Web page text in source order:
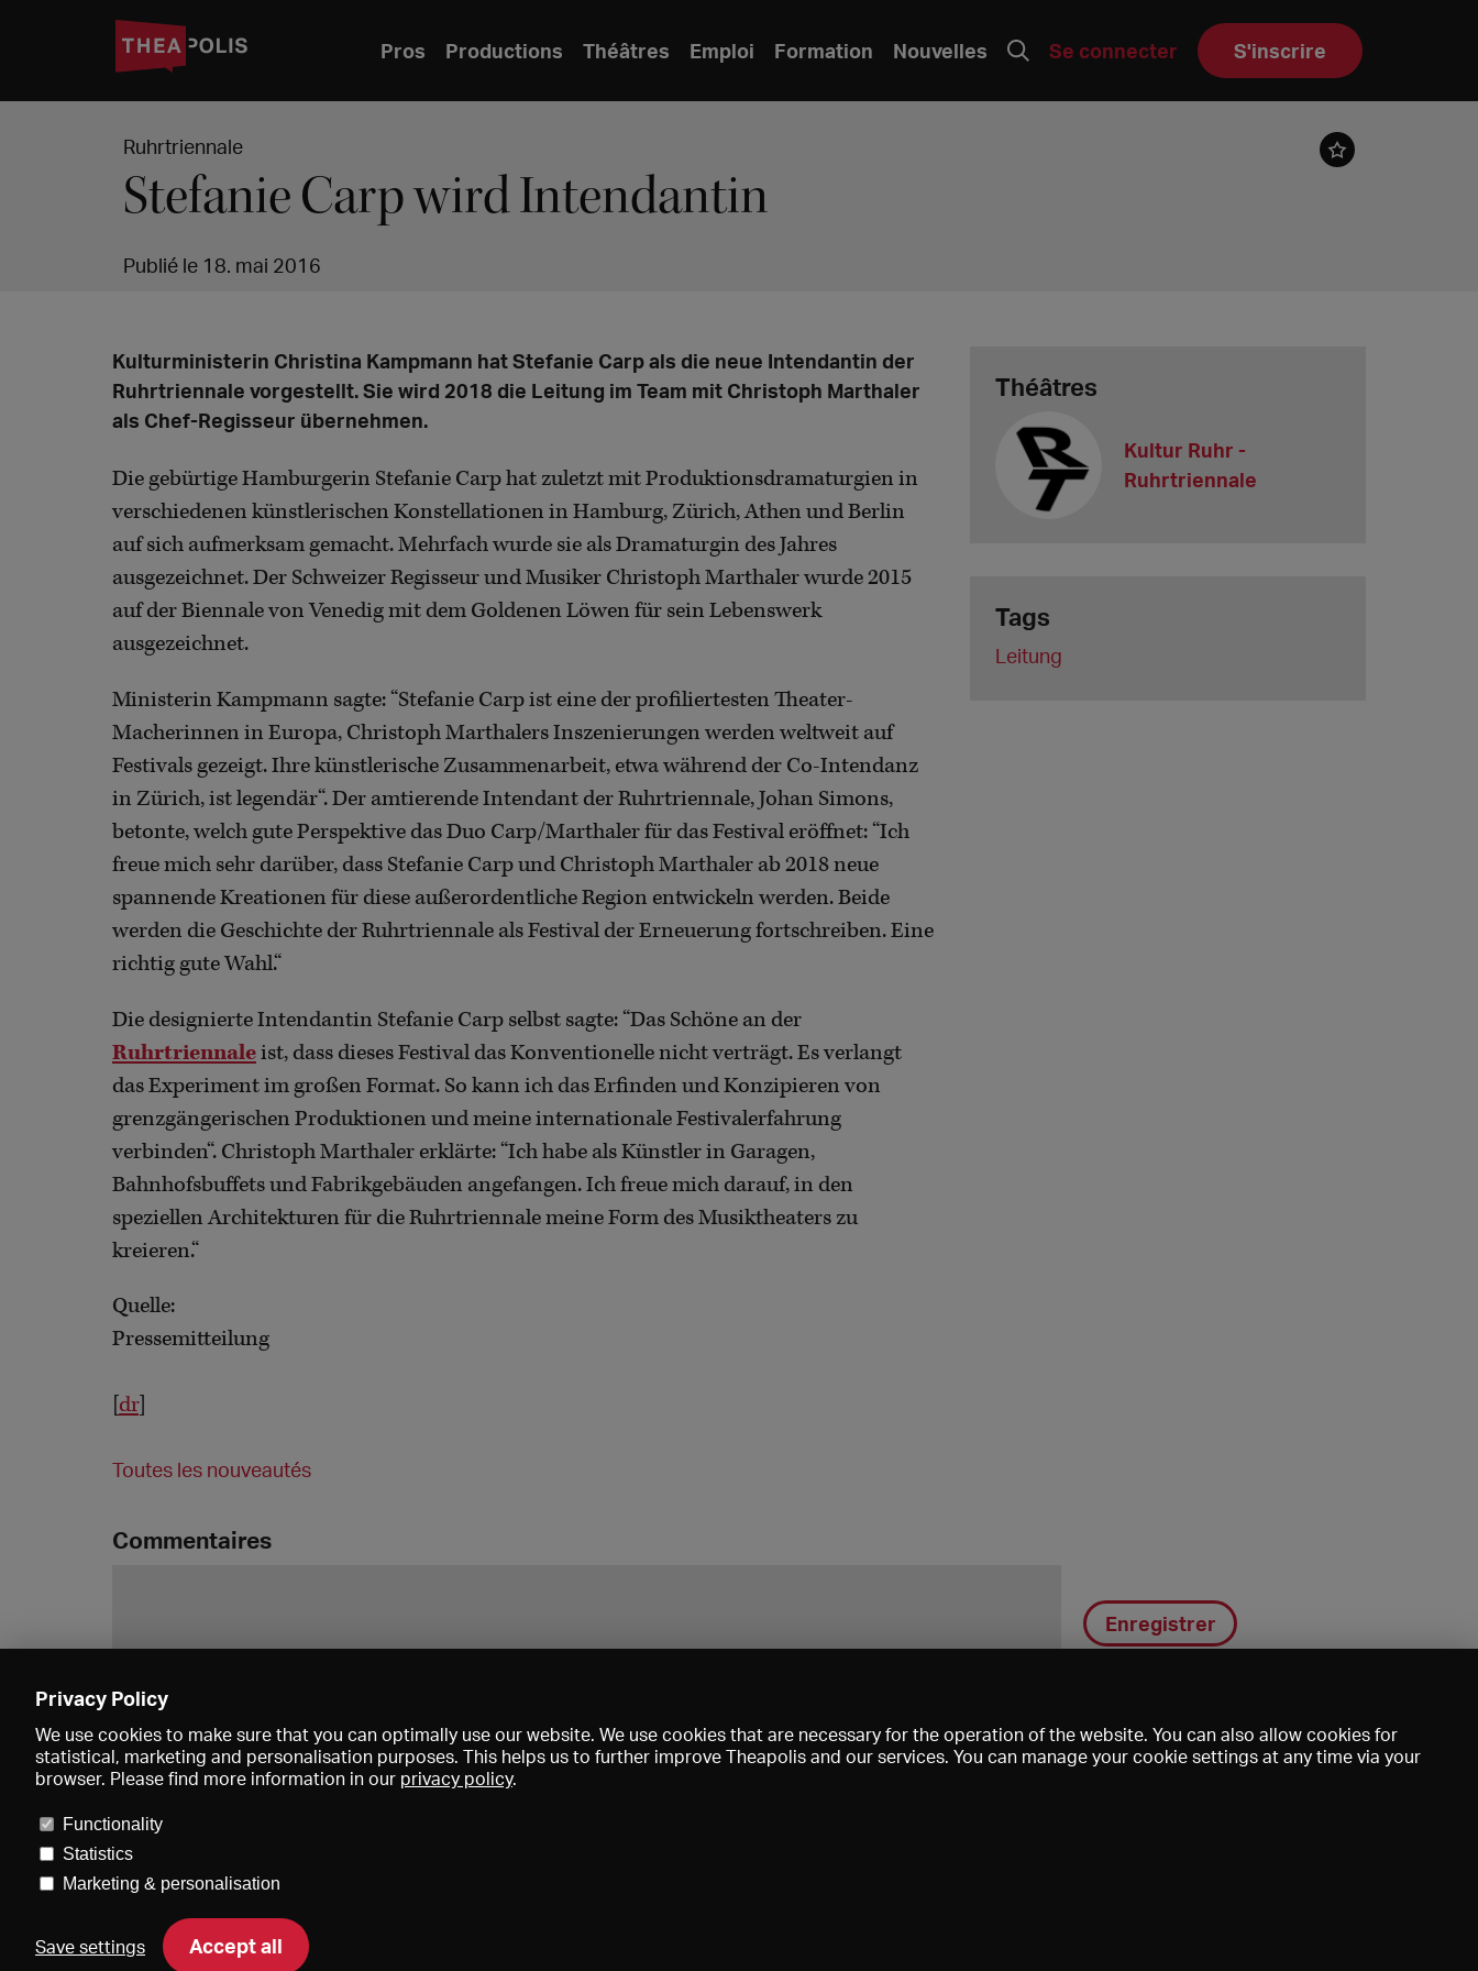
Pros Productions Théâtres Emploi Formation Nouvelles Se connecter S'inscrire
Ruhrtriennale
Stefanie Carp wird Intendantin
Publié le 18. mai 2016
Kulturministerin Christina Kampmann hat Stefanie Carp als die neue Intendantin der
Ruhrtriennale vorgestellt. Sie wird 2018 die Leitung im Team mit Christoph Marthaler
als Chef-Regisseur übernehmen.
Die gebürtige Hamburgerin Stefanie Carp hat zuletzt mit Produktionsdramaturgien in
verschiedenen künstlerischen Konstellationen in Hamburg, Zürich, Athen und Berlin
auf sich aufmerksam gemacht. Mehrfach wurde sie als Dramaturgin des Jahres
ausgezeichnet. Der Schweizer Regisseur und Musiker Christoph Marthaler wurde 2015
auf der Biennale von Venedig mit dem Goldenen Löwen für sein Lebenswerk
ausgezeichnet.
Ministerin Kampmann sagte: “Stefanie Carp ist eine der profiliertesten Theater-
Macherinnen in Europa, Christoph Marthalers Inszenierungen werden weltweit auf
Festivals gezeigt. Ihre künstlerische Zusammenarbeit, etwa während der Co-Intendanz
in Zürich, ist legendär“. Der amtierende Intendant der Ruhrtriennale, Johan Simons,
betonte, welch gute Perspektive das Duo Carp/Marthaler für das Festival eröffnet: “Ich
freue mich sehr darüber, dass Stefanie Carp und Christoph Marthaler ab 2018 neue
spannende Kreationen für diese außerordentliche Region entwickeln werden. Beide
werden die Geschichte der Ruhrtriennale als Festival der Erneuerung fortschreiben. Eine
richtig gute Wahl.“
Die designierte Intendantin Stefanie Carp selbst sagte: “Das Schöne an der
Ruhrtriennaleist, dass dieses Festival das Konventionelle nicht verträgt. Es verlangt
das Experiment im großen Format. So kann ich das Erfinden und Konzipieren von
grenzgängerischen Produktionen und meine internationale Festivalerfahrung
verbinden“. Christoph Marthaler erklärte: “Ich habe als Künstler in Garagen,
Bahnhofsbuffets und Fabrikgebäuden angefangen. Ich freue mich darauf, in den
speziellen Architekturen für die Ruhrtriennale meine Form des Musiktheaters zu
kreieren.“
Quelle:
Pressemitteilung
dr]
Toutes les nouveautés
Théâtres
Kultur Ruhr -
Ruhrtriennale
Tags
Leitung
Commentaires
Enregistrer
Privacy Policy
We use cookies to make sure that you can optimally use our website. We use cookies that are necessary for the operation of the website. You can also allow cookies for
statistical, marketing and personalisation purposes. This helps us to further improve Theapolis and our services. You can manage your cookie settings at any time via your
browser. Please find more information in our privacy policy.
Functionality
Statistics
Marketing & personalisation
Save settings Accept all